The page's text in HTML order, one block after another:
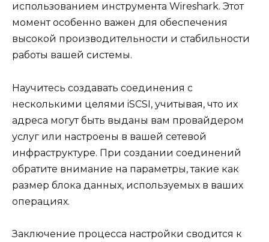
использованием инструмента Wireshark. Этот
момент особенно важен для обеспечения
высокой производительности и стабильности
работы вашей системы.
Научитесь создавать соединения с
несколькими целями iSCSI, учитывая, что их
адреса могут быть выданы вам провайдером
услуг или настроены в вашей сетевой
инфраструктуре. При создании соединений
обратите внимание на параметры, такие как
размер блока данных, используемых в ваших
операциях.
Заключение процесса настройки сводится к